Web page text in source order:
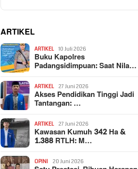
ARTIKEL
ARTIKEL 10 Juli 2026
Buku Kapolres
Padangsidimpuan: Saat Nila…
ARTIKEL 27 Juni 2026
Akses Pendidikan Tinggi Jadi
Tantangan: …
ARTIKEL 27 Juni 2026
Kawasan Kumuh 342 Ha &
1.388 RTLH: M…
OPINI 20 Juni 2026